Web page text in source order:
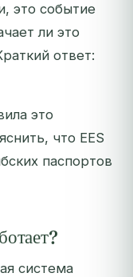
это событие
ли это
ответ:
это
что EES
паспортов
система